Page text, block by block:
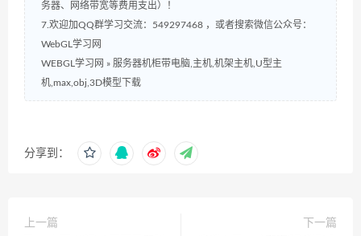
务器、网络带宽等费用支出）！
7.欢迎加QQ群学习交流：549297468 ，或者搜索微信公众号：
WebGL学习网
WEBGL学习网 » 服务器机柜带电脑,主机,机架主机,U型主
机,max,obj,3D模型下载
分享到：
上一篇
下一篇